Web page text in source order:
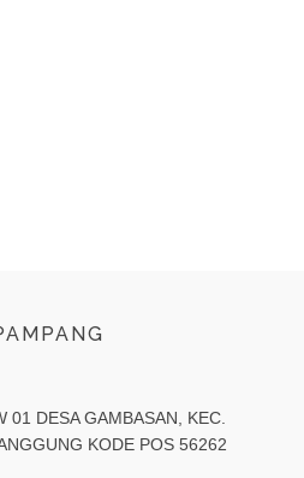
01 DESA GAMBASAN, KEC.
KODE POS 56262